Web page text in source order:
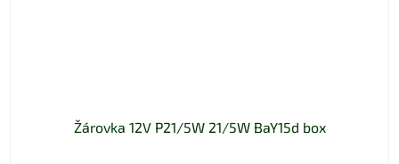
Žárovka 12V P21/5W 21/5W BaY15d box